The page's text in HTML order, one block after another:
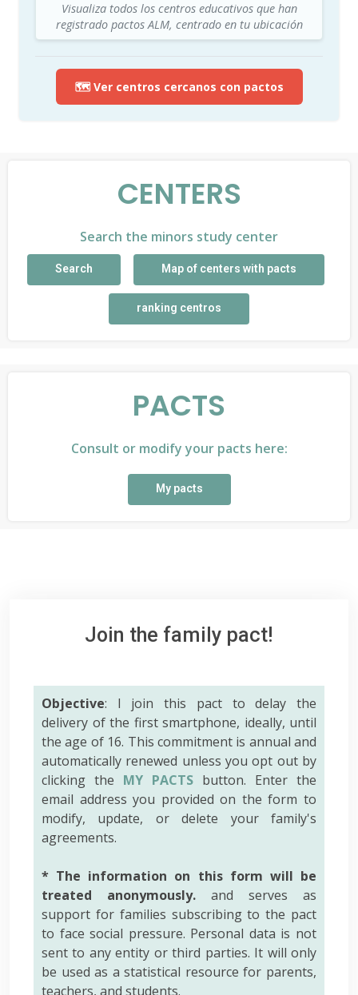
Visualiza todos los centros educativos que han
registrado pactos ALM, centrado en tu ubicación
🗺️ Ver centros cercanos con pactos
CENTERS
Search the minors study center
Search Map of centers with pacts
ranking centros
PACTS
Consult or modify your pacts here:
My pacts
Join the family pact!
Objective: I join this pact to delay the
delivery of the first smartphone, ideally, until
the age of 16. This commitment is annual and
automatically renewed unless you opt out by
clicking the MY PACTS button. Enter the
email address you provided on the form to
modify, update, or delete your family's
agreements.
* The information on this form will be
treated anonymously. and serves as
support for families subscribing to the pact
to face social pressure. Personal data is not
sent to any entity or third parties. It will only
be used as a statistical resource for parents,
teachers, and students.